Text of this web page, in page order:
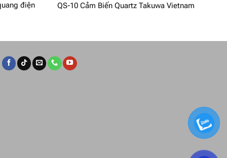
điện QS-10 Cảm Biến Quartz Takuwa Vietnam